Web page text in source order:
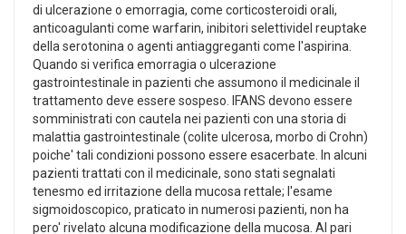
di ulcerazione o emorragia, come corticosteroidi orali,
anticoagulanti come warfarin, inibitori selettividel reuptake
della serotonina o agenti antiaggreganti come l'aspirina.
Quando si verifica emorragia o ulcerazione
gastrointestinale in pazienti che assumono il medicinale il
trattamento deve essere sospeso. IFANS devono essere
somministrati con cautela nei pazienti con una storia di
malattia gastrointestinale (colite ulcerosa, morbo di Crohn)
poiche' tali condizioni possono essere esacerbate. In alcuni
pazienti trattati con il medicinale, sono stati segnalati
tenesmo ed irritazione della mucosa rettale; l'esame
sigmoidoscopico, praticato in numerosi pazienti, non ha
pero' rivelato alcuna modificazione della mucosa. Al pari